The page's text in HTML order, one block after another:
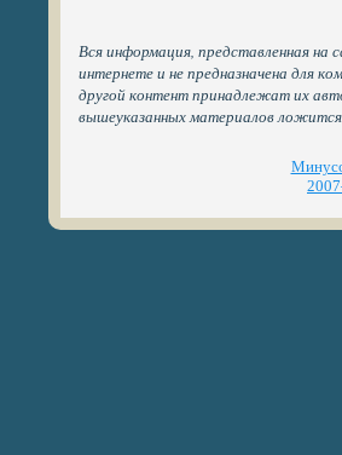
Вся информация, представленная на
интернете и не предназначена для
другой контент принадлежат их
вышеуказанных материалов ложится